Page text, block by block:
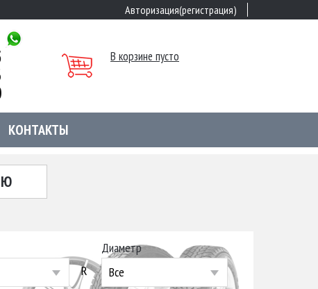
Авторизация(регистрация)
В корзине пусто
КОНТАКТЫ
R
Диаметр
Все